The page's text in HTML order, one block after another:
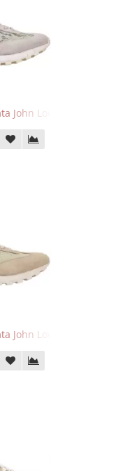
John Low Lace Blue
John Low Sand